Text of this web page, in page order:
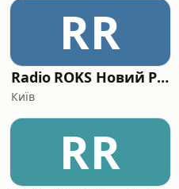
RR
Radio ROKS Новий Рок
Київ
RR